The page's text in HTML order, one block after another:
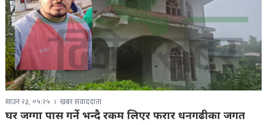
साउन २३, ०५:२५ खबर संवाददाता
घर जग्गा पास गर्ने भन्दै रकम लिएर फरार धनगढीका जगत